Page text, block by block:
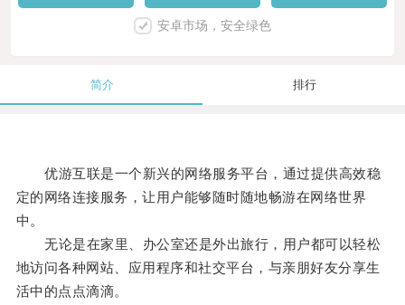
安卓市场，安全绿色
简介 排行
优游互联是一个新兴的网络服务平台，通过提供高效稳
定的网络连接服务，让用户能够随时随地畅游在网络世界
中。
无论是在家里、办公室还是外出旅行，用户都可以轻松
地访问各种网站、应用程序和社交平台，与亲朋好友分享生
活中的点点滴滴。